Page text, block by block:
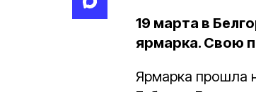
19 марта в
ярмарка. Свою
Ярмарка прошла